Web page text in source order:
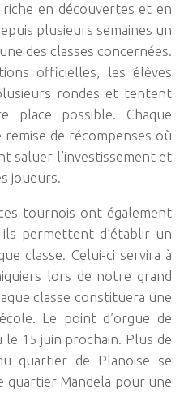
en découvertes et en
plusieurs semaines un
des classes concernées.
officielles, les élèves
rondes et tentent
place possible. Chaque
de récompenses où
saluer l’investissement et
joueurs.
tournois ont également
permettent d’établir un
classe. Celui-ci servira à
lors de notre grand
classe constituera une
Le point d’orgue de
15 juin prochain. Plus de
quartier de Planoise se
quartier Mandela pour une